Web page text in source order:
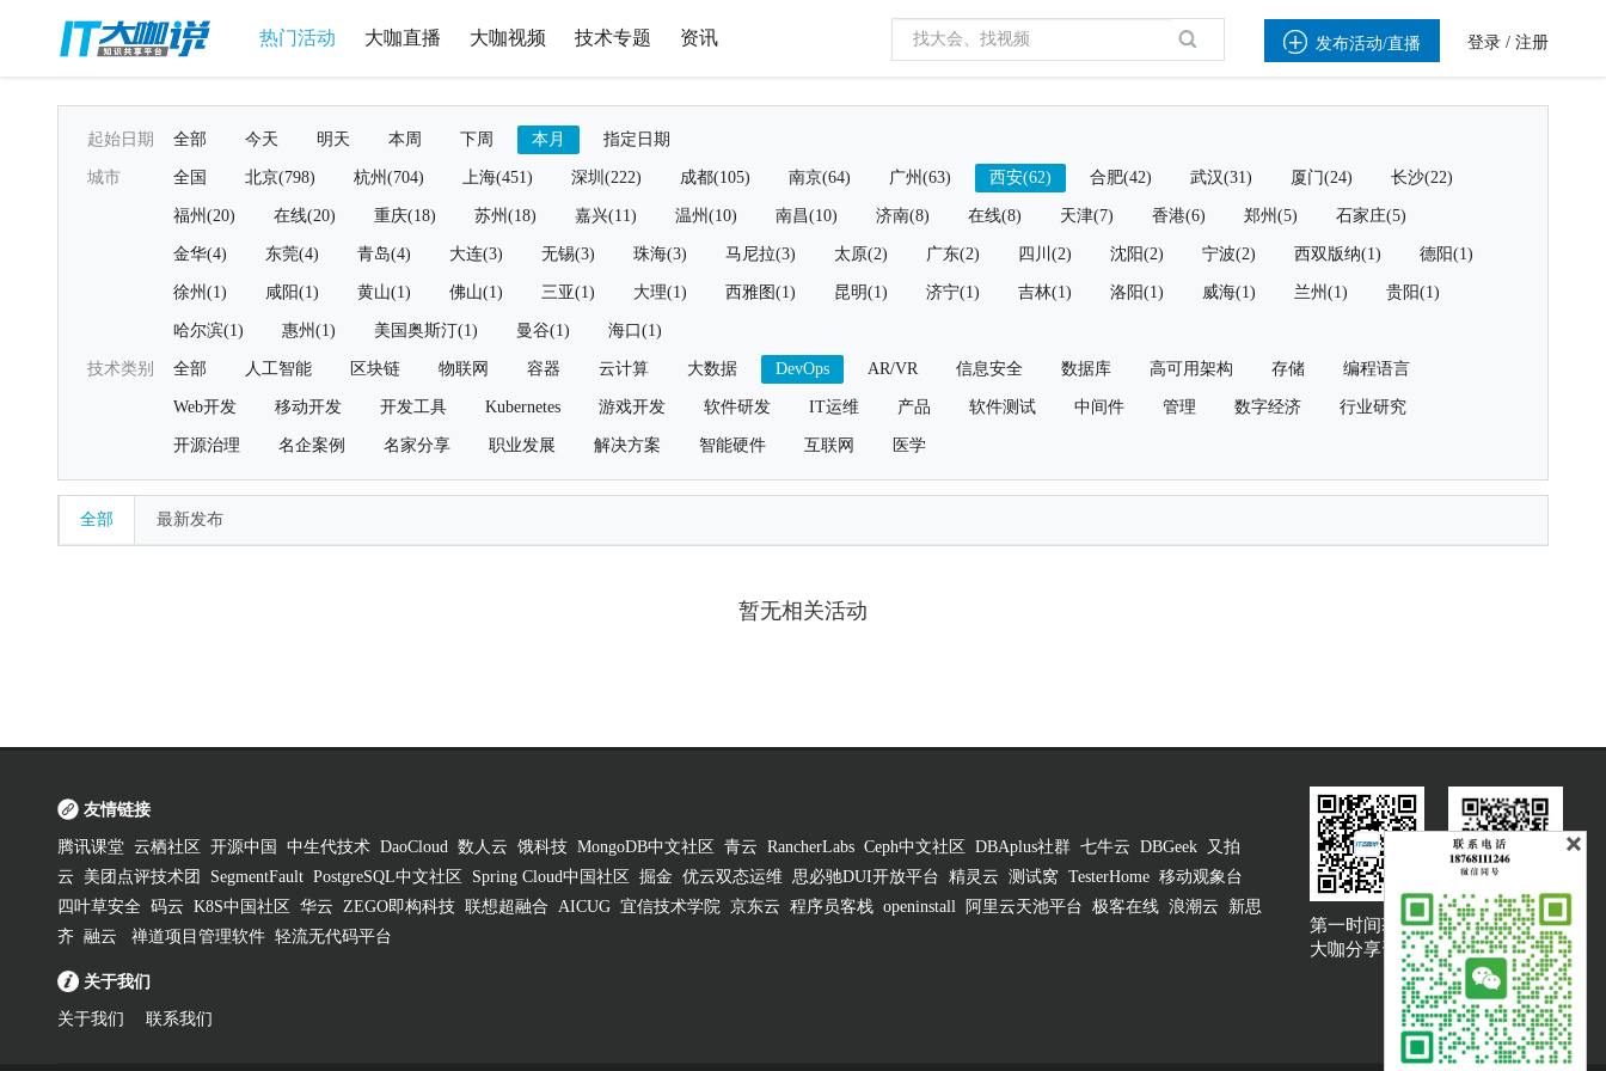
热门活动 大咖直播 大咖视频 技术专题 资讯  发布活动/直播 登录 / 注册
起始日期 全部 今天 明天 本周 下周 本月 指定日期
城市 全国 北京(798) 杭州(704) 上海(451) 深圳(222) 成都(105) 南京(64) 广州(63) 西安(62) 合肥(42) 武汉(31) 厦门(24) 长沙(22)
福州(20) 在线(20) 重庆(18) 苏州(18) 嘉兴(11) 温州(10) 南昌(10) 济南(8) 在线(8) 天津(7) 香港(6) 郑州(5) 石家庄(5)
金华(4) 东莞(4) 青岛(4) 大连(3) 无锡(3) 珠海(3) 马尼拉(3) 太原(2) 广东(2) 四川(2) 沈阳(2) 宁波(2) 西双版纳(1) 德阳(1)
徐州(1) 咸阳(1) 黄山(1) 佛山(1) 三亚(1) 大理(1) 西雅图(1) 昆明(1) 济宁(1) 吉林(1) 洛阳(1) 威海(1) 兰州(1) 贵阳(1)
哈尔滨(1) 惠州(1) 美国奥斯汀(1) 曼谷(1) 海口(1)
技术类别 全部 人工智能 区块链 物联网 容器 云计算 大数据 DevOps AR/VR 信息安全 数据库 高可用架构 存储 编程语言
Web开发 移动开发 开发工具 Kubernetes 游戏开发 软件研发 IT运维 产品 软件测试 中间件 管理 数字经济 行业研究
开源治理 名企案例 名家分享 职业发展 解决方案 智能硬件 互联网 医学
全部 最新发布
暂无相关活动
友情链接
腾讯课堂 云栖社区 开源中国 中生代技术 DaoCloud 数人云 饿科技 MongoDB中文社区 青云 RancherLabs Ceph中文社区 DBAplus社群 七牛云 DBGeek
又拍
云
美团点评技术团 SegmentFault PostgreSQL中文社区 Spring Cloud中国社区 掘金 优云双态运维 思必驰DUI开放平台 精灵云 测试窝 TesterHome 移动观象台
四叶草安全 码云 K8S中国社区 华云 ZEGO即构科技 联想超融合 AICUG 宜信技术学院 京东云 程序员客栈 openinstall 阿里云天池平台 极客在线 浪潮云
新思
齐 融云 禅道项目管理软件 轻流无代码平台
关于我们
关于我们 联系我们
第一时间获取
大咖分享资讯
大咖说吐槽客服